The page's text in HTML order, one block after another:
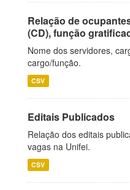
Relação de
(CD), função
Nome dos servidores,
cargo/função.
CSV
Editais Publicados
Relação dos editais
vagas na Unifei.
CSV